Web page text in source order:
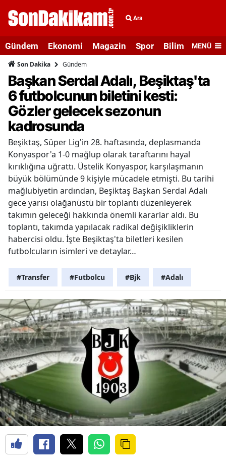
Ara
Gündem Ekonomi Magazin Spor Bilim veMENÜ
Son Dakika Gündem
Başkan Serdal Adalı, Beşiktaş'ta
6 futbolcunun biletini kesti:
Gözler gelecek sezonun
kadrosunda
Beşiktaş, Süper Lig'in 28. haftasında, deplasmanda
Konyaspor'a 1-0 mağlup olarak taraftarını hayal
kırıklığına uğrattı. Üstelik Konyaspor, karşılaşmanın
büyük bölümünde 9 kişiyle mücadele etmişti. Bu tarihi
mağlubiyetin ardından, Beşiktaş Başkan Serdal Adalı
gece yarısı olağanüstü bir toplantı düzenleyerek
takımın geleceği hakkında önemli kararlar aldı. Bu
toplantı, takımda yapılacak radikal değişikliklerin
habercisi oldu. İşte Beşiktaş'ta biletleri kesilen
futbolcuların isimleri ve detaylar…
#Transfer #Futbolcu #Bjk #Adalı